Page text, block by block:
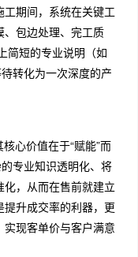
期间，系统在关键工
包边处理、完工质
简短的专业说明（如
转化为一次深度的产
心价值在于“赋能”而
专业知识透明化、将
，从而在售前就建立
升成交率的利器，更
现客单价与客户满意